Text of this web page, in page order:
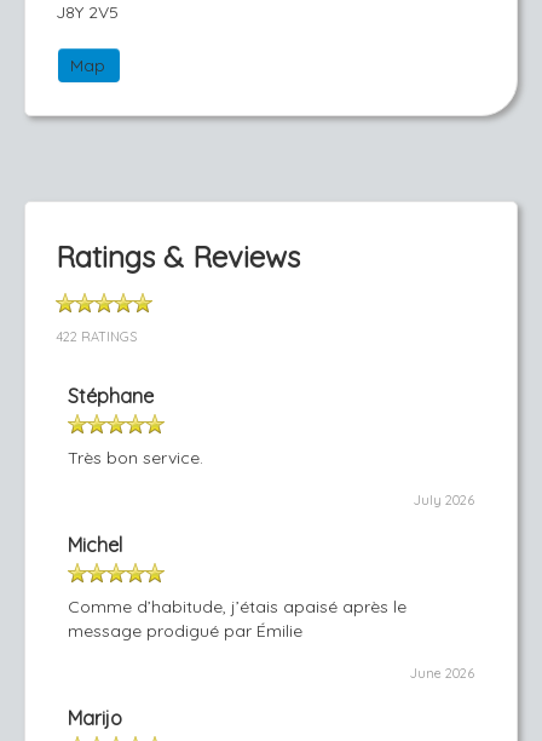
J8Y 2V5
Map
Ratings & Reviews
422 RATINGS
Stéphane
Très bon service.
July 2026
Michel
Comme d’habitude, j’étais apaisé après le
message prodigué par Émilie
June 2026
Marijo